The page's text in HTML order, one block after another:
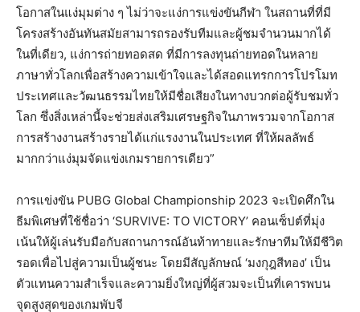
โอกาสในแง่มุมต่าง ๆ ไม่ว่าจะแง่การแข่งขันกีฬา ในสถานที่ที่มี
โครงสร้างอันทันสมัยสามารถรองรับทีมและผู้ชมจำนวนมากได้
ในที่เดียว, แง่การถ่ายทอดสด ที่มีการลงทุนถ่ายทอดในหลาย
ภาษาทั่วโลกเพื่อสร้างความเข้าใจและได้สอดแทรกการโปรโมท
ประเทศและวัฒนธรรมไทยให้มีชื่อเสียงในทางบวกต่อผู้รับชมทั่ว
โลก ซึ่งสิ่งเหล่านี้จะช่วยส่งเสริมเศรษฐกิจในภาพรวมจากโอกาส
การสร้างงานสร้างรายได้แก่แรงงานในประเทศ ที่ให้ผลลัพธ์
มากกว่าแง่มุมจัดแข่งเกมรายการเดียว”
การแข่งขัน PUBG Global Championship 2023 จะเปิดศึกใน
ธีมพิเศษที่ใช้ชื่อว่า ‘SURVIVE: TO VICTORY’ คอนเซ็ปต์ที่มุ่ง
เน้นให้ผู้เล่นรับมือกับสถานการณ์อันท้าทายและรักษาทีมให้มีชีวิต
รอดเพื่อไปสู่ความเป็นผู้ชนะ โดยมีสัญลักษณ์ ‘มงกุฎสีทอง’ เป็น
ตัวแทนความสำเร็จและความยิ่งใหญ่ที่ผู้สวมจะเป็นที่เคารพบน
จุดสูงสุดของเกมพับจี